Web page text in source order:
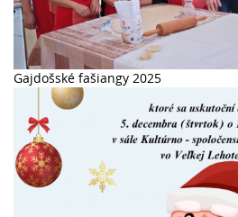
Gajdošské fašiangy 2025